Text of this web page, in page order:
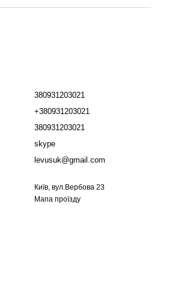
380931203021
+380931203021
380931203021
skype
levusuk@gmail.com
Київ, вул.Вербова 23
Мапа проїзду